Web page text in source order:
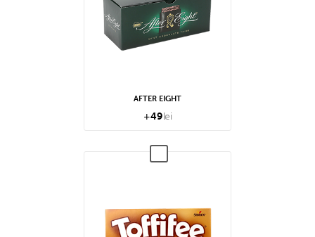
AFTER EIGHT
+49lei